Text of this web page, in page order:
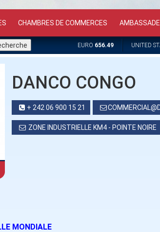
CHAMBRES DE COMMERCES
UNITED
EURO 656.49
DANCO CONGO
+ 242 06 900 15 21
ZONE INDUSTRIELLE KM4 - POINTE NOIRE
MONDIALE